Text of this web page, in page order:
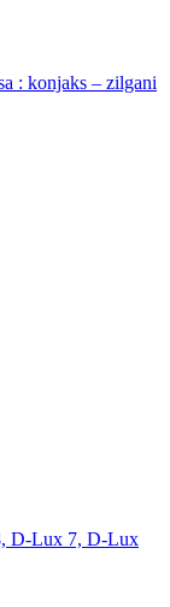
: konjaks – zilgani
D-Lux 7, D-Lux